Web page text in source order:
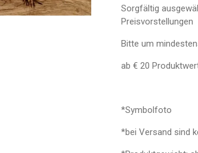
Sorgfältig
Bitte um
ab € 20
*Symbolfoto
*bei Versand sind